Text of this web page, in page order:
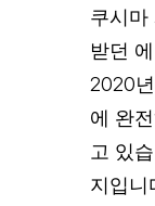
쿠시마
받던
2020
에 완
고 있
지입니